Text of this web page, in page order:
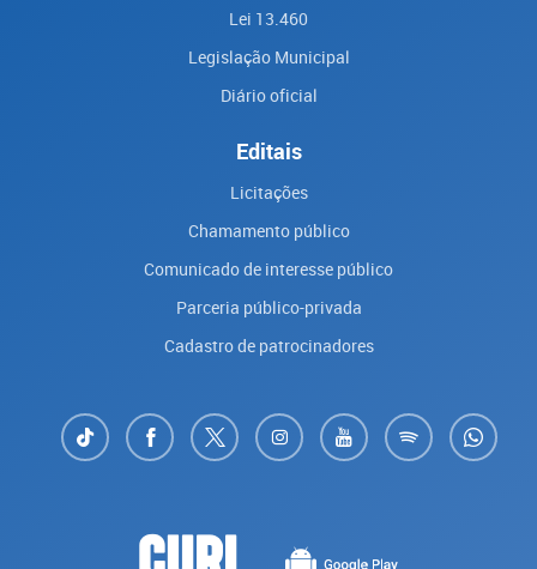
Lei 13.460
Legislação Municipal
Diário oficial
Editais
Licitações
Chamamento público
Comunicado de interesse público
Parceria público-privada
Cadastro de patrocinadores